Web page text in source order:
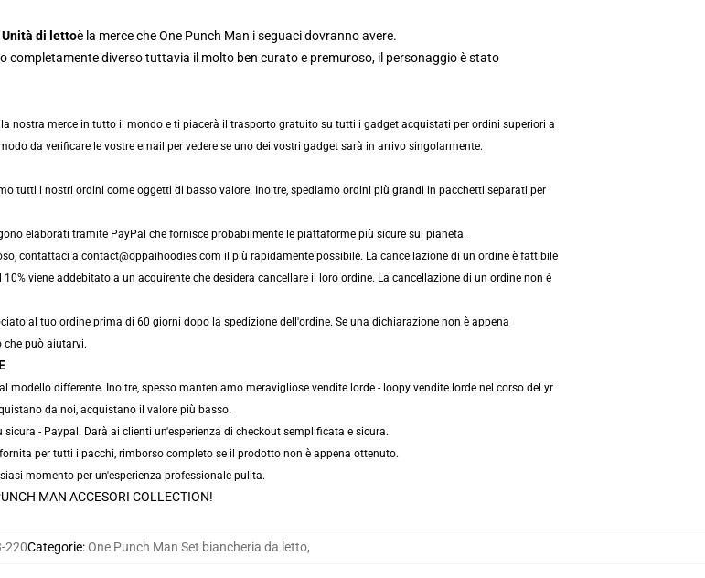
Unità di lettoè la merce che One Punch Man i seguaci dovranno avere.
completamente diverso tuttavia il molto ben curato e premuroso, il personaggio è stato
nostra merce in tutto il mondo e ti piacerà il trasporto gratuito su tutti i gadget acquistati per ordini superiori a
da verificare le vostre email per vedere se uno dei vostri gadget sarà in arrivo singolarmente.
tutti i nostri ordini come oggetti di basso valore. Inoltre, spediamo ordini più grandi in pacchetti separati per
elaborati tramite PayPal che fornisce probabilmente le piattaforme più sicure sul pianeta.
contattaci a contact@oppaihoodies.com il più rapidamente possibile. La cancellazione di un ordine è fattibile
viene addebitato a un acquirente che desidera cancellare il loro ordine. La cancellazione di un ordine non è
al tuo ordine prima di 60 giorni dopo la spedizione dell'ordine. Se una dichiarazione non è appena
che può aiutarvi.
modello differente. Inoltre, spesso manteniamo meravigliose vendite lorde - loopy vendite lorde nel corso del yr
da noi, acquistano il valore più basso.
- Paypal. Darà ai clienti un'esperienza di checkout semplificata e sicura.
per tutti i pacchi, rimborso completo se il prodotto non è appena ottenuto.
momento per un'esperienza professionale pulita.
MAN ACCESORI COLLECTION!
220Categorie:One Punch Man Set biancheria da letto,